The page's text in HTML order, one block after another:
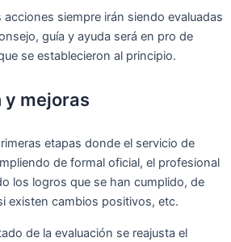
acciones siempre irán siendo evaluadas
guía y ayuda será en pro de
se establecieron al principio.
y mejoras
etapas donde el servicio de
de formal oficial, el profesional
los logros que se han cumplido, de
existen cambios positivos, etc.
de la evaluación se reajusta el